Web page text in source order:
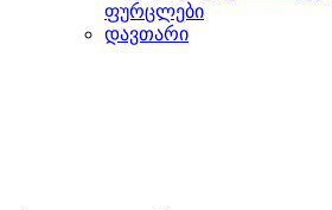
ფურცლები
დავთარი